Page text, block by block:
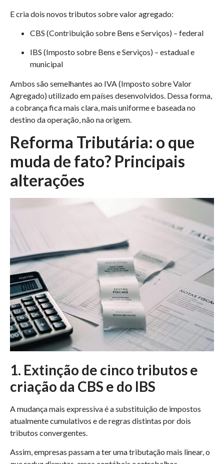
E cria dois novos tributos sobre valor agregado:
CBS (Contribuição sobre Bens e Serviços) – federal
IBS (Imposto sobre Bens e Serviços) – estadual e
municipal
Ambos são semelhantes ao IVA (Imposto sobre Valor
Agregado) utilizado em países desenvolvidos. Dessa forma,
a cobrança fica mais clara, mais uniforme e baseada no
destino da operação, não na origem.
Reforma Tributária: o que
muda de fato? Principais
alterações
1. Extinção de cinco tributos e
criação da CBS e do IBS
A mudança mais expressiva é a substituição de impostos
atualmente cumulativos e de regras distintas por dois
tributos convergentes.
Assim, empresas passam a ter uma tributação mais linear, o